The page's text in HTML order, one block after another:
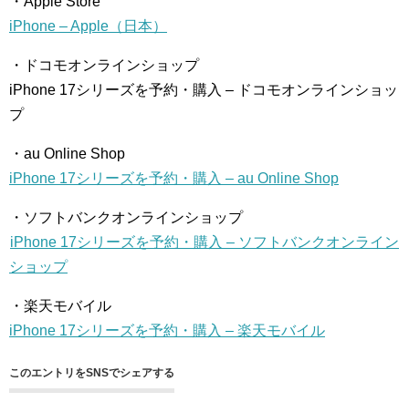
iPhone – Apple（日本）
・ドコモオンラインショップ
iPhone 17シリーズを予約・購入 – ドコモオンラインショッ
プ
・au Online Shop
iPhone 17シリーズを予約・購入 – au Online Shop
・ソフトバンクオンラインショップ
iPhone 17シリーズを予約・購入 – ソフトバンクオンライン
ショップ
・楽天モバイル
iPhone 17シリーズを予約・購入 – 楽天モバイル
このエントリをSNSでシェアする